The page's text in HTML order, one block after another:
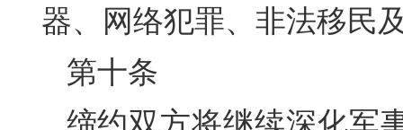
器、网络犯罪、非法移民
第十条
缔约双方将继续深化军